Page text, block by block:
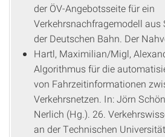
der ÖV-Angebotsseite für ein
Verkehrsnachfragemodell aus
der Deutschen Bahn. Der
Hartl, Maximilian/Migl,
Algorithmus für die
von Fahrzeitinformationen
Verkehrsnetzen. In: Jörn
Nerlich (Hg.). 26.
an der Technischen